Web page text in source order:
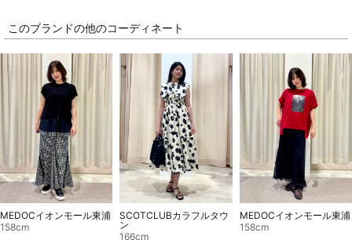
このブランドの他のコーディネート
MEDOCイオンモール東浦
158cm
SCOTCLUBカラフルタウ
ン
166cm
MEDOCイオンモール東浦
158cm